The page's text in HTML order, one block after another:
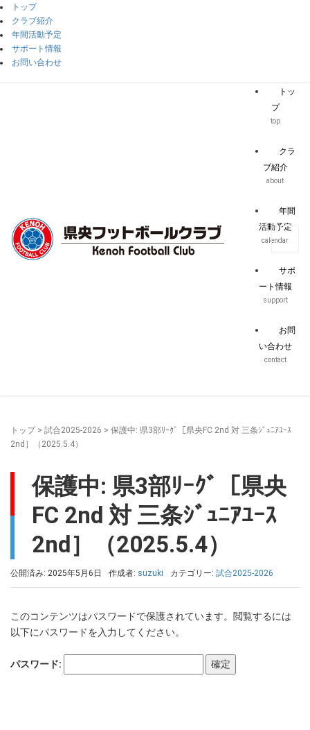
トップ
クラブ紹介
年間活動予定
サポート情報
お問い合わせ
トッ
プ
top
クラ
ブ紹介
about
年間
活動予定
calendar
サポ
ート情報
support
お問
い合わせ
contact
トップ> 試合2025-2026 > 保護中: 県3部ﾘｰｸﾞ［県央FC 2nd 対 三条ｼﾞｭﾆｱﾕｰｽ
2nd］（2025.5.4）
保護中: 県3部ﾘｰｸﾞ［県央
FC 2nd 対 三条ｼﾞｭﾆｱﾕｰｽ
2nd］（2025.5.4）
公開済み: 2025年5月6日 作成者: suzuki カテゴリー: 試合2025-2026
このコンテンツはパスワードで保護されています。閲覧するには
以下にパスワードを入力してください。
パスワード: